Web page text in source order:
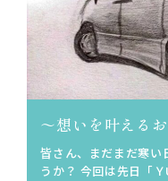
～想いを叶える
皆さん、まだまだ寒い
うか？ 今回は先日「